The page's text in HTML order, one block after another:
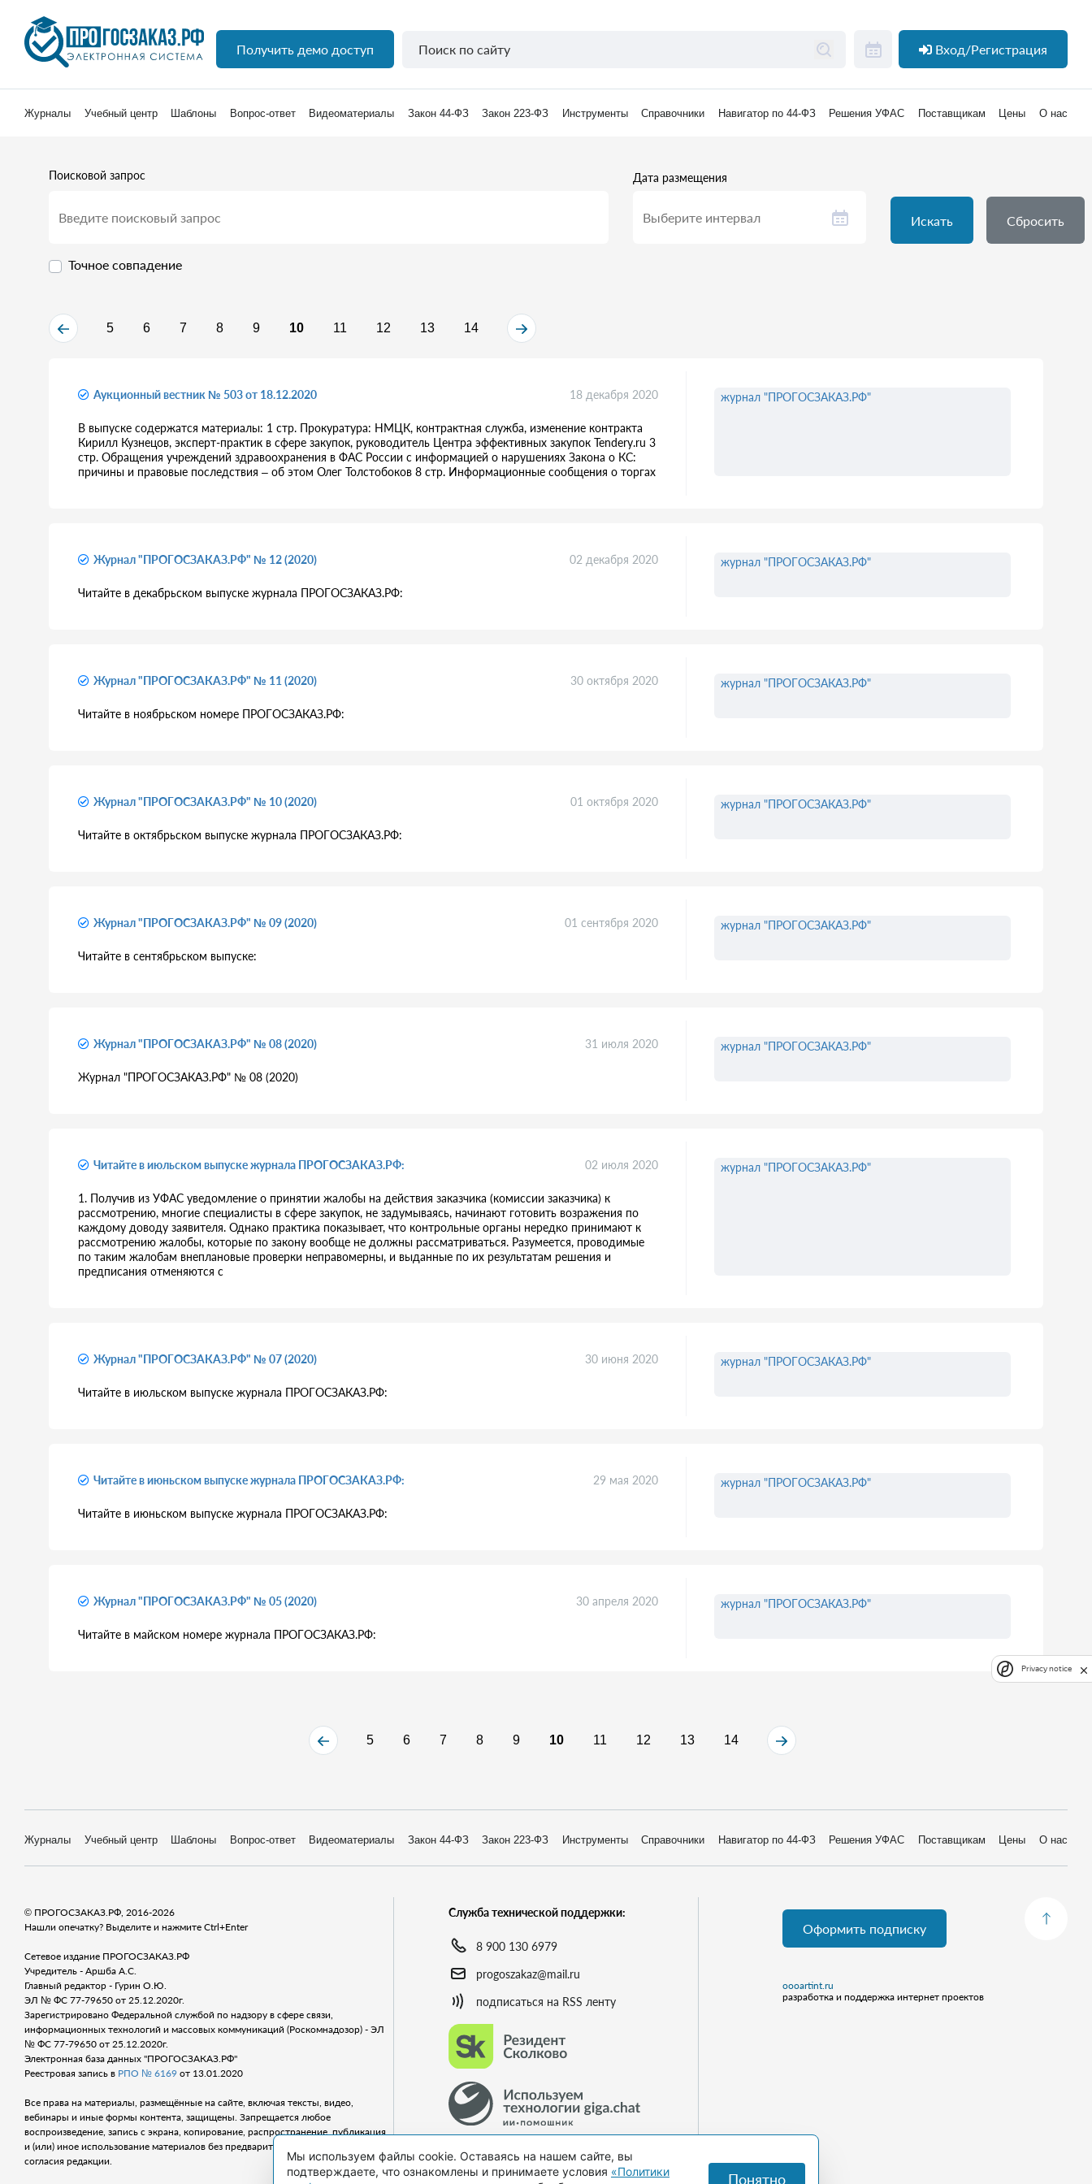
Получить демо доступ Вход/Регистрация
Журналы Учебный центр Шаблоны Вопрос-ответ Видеоматериалы Закон 44-ФЗ Закон 223-ФЗ Инструменты Справочники Навигатор по 44-ФЗ Решения УФАС Поставщикам Цены О нас
Поисковой запрос
Точное совпадение
Дата размещения
Искать Сбросить
5 6 7 8 9 10 11 12 13 14
Аукционный вестник № 503 от 18.12.2020 18 декабря 2020
В выпуске содержатся материалы: 1 стр. Прокуратура: НМЦК, контрактная служба, изменение контракта
Кирилл Кузнецов, эксперт-практик в сфере закупок, руководитель Центра эффективных закупок Tendery.ru 3
стр. Обращения учреждений здравоохранения в ФАС России с информацией о нарушениях Закона о КС:
причины и правовые последствия – об этом Олег Толстобоков 8 стр. Информационные сообщения о торгах
журнал "ПРОГОСЗАКАЗ.РФ"
Журнал "ПРОГОСЗАКАЗ.РФ" № 12 (2020) 02 декабря 2020
Читайте в декабрьском выпуске журнала ПРОГОСЗАКАЗ.РФ:
журнал "ПРОГОСЗАКАЗ.РФ"
Журнал "ПРОГОСЗАКАЗ.РФ" № 11 (2020) 30 октября 2020
Читайте в ноябрьском номере ПРОГОСЗАКАЗ.РФ:
журнал "ПРОГОСЗАКАЗ.РФ"
Журнал "ПРОГОСЗАКАЗ.РФ" № 10 (2020) 01 октября 2020
Читайте в октябрьском выпуске журнала ПРОГОСЗАКАЗ.РФ:
журнал "ПРОГОСЗАКАЗ.РФ"
Журнал "ПРОГОСЗАКАЗ.РФ" № 09 (2020) 01 сентября 2020
Читайте в сентябрьском выпуске:
журнал "ПРОГОСЗАКАЗ.РФ"
Журнал "ПРОГОСЗАКАЗ.РФ" № 08 (2020) 31 июля 2020
Журнал "ПРОГОСЗАКАЗ.РФ" № 08 (2020)
журнал "ПРОГОСЗАКАЗ.РФ"
Читайте в июльском выпуске журнала ПРОГОСЗАКАЗ.РФ: 02 июля 2020
1. Получив из УФАС уведомление о принятии жалобы на действия заказчика (комиссии заказчика) к
рассмотрению, многие специалисты в сфере закупок, не задумываясь, начинают готовить возражения по
каждому доводу заявителя. Однако практика показывает, что контрольные органы нередко принимают к
рассмотрению жалобы, которые по закону вообще не должны рассматриваться. Разумеется, проводимые
по таким жалобам внеплановые проверки неправомерны, и выданные по их результатам решения и
предписания отменяются с
журнал "ПРОГОСЗАКАЗ.РФ"
Журнал "ПРОГОСЗАКАЗ.РФ" № 07 (2020) 30 июня 2020
Читайте в июльском выпуске журнала ПРОГОСЗАКАЗ.РФ:
журнал "ПРОГОСЗАКАЗ.РФ"
Читайте в июньском выпуске журнала ПРОГОСЗАКАЗ.РФ: 29 мая 2020
Читайте в июньском выпуске журнала ПРОГОСЗАКАЗ.РФ:
журнал "ПРОГОСЗАКАЗ.РФ"
Журнал "ПРОГОСЗАКАЗ.РФ" № 05 (2020) 30 апреля 2020
Читайте в майском номере журнала ПРОГОСЗАКАЗ.РФ:
журнал "ПРОГОСЗАКАЗ.РФ"
5 6 7 8 9 10 11 12 13 14
Журналы Учебный центр Шаблоны Вопрос-ответ Видеоматериалы Закон 44-ФЗ Закон 223-ФЗ Инструменты Справочники Навигатор по 44-ФЗ Решения УФАС Поставщикам Цены О нас
© ПРОГОСЗАКАЗ.РФ, 2016-2026
Нашли опечатку? Выделите и нажмите Ctrl+Enter
Сетевое издание ПРОГОСЗАКАЗ.РФ
Учредитель - Аршба А.С.
Главный редактор - Гурин О.Ю.
ЭЛ № ФС 77-79650 от 25.12.2020г.
Зарегистрировано Федеральной службой по надзору в сфере связи,
информационных технологий и массовых коммуникаций (Роскомнадозор) - ЭЛ
№ ФС 77-79650 от 25.12.2020г.
Электронная база данных "ПРОГОСЗАКАЗ.РФ"
Реестровая запись в РПО № 6169 от 13.01.2020
Все права на материалы, размещённые на сайте, включая тексты, видео,
вебинары и иные формы контента, защищены. Запрещается любое
воспроизведение, запись с экрана, копирование, распространение, публикация
и (или) иное использование материалов без предварительного письменного
согласия редакции.
Служба технической поддержки:
8 900 130 6979
progoszakaz@mail.ru
подписаться на RSS ленту
Оформить подписку
oooartint.ru
разработка и поддержка интернет проектов
Мы используем файлы cookie. Оставаясь на нашем сайте, вы
подтверждаете, что ознакомлены и принимаете условия «Политики
Понятно
Privacy notice